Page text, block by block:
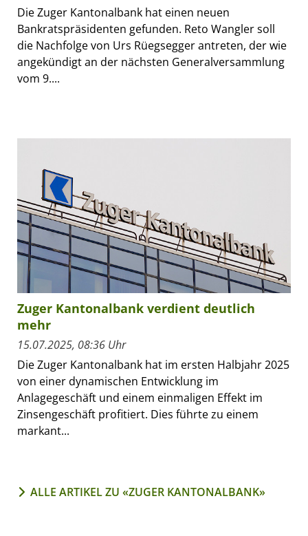
Die Zuger Kantonalbank hat einen neuen
Bankratspräsidenten gefunden. Reto Wangler soll
die Nachfolge von Urs Rüegsegger antreten, der wie
angekündigt an der nächsten Generalversammlung
vom 9....
Zuger Kantonalbank verdient deutlich
mehr
15.07.2025, 08:36 Uhr
Die Zuger Kantonalbank hat im ersten Halbjahr 2025
von einer dynamischen Entwicklung im
Anlagegeschäft und einem einmaligen Effekt im
Zinsengeschäft profitiert. Dies führte zu einem
markant...
ALLE ARTIKEL ZU «ZUGER KANTONALBANK»